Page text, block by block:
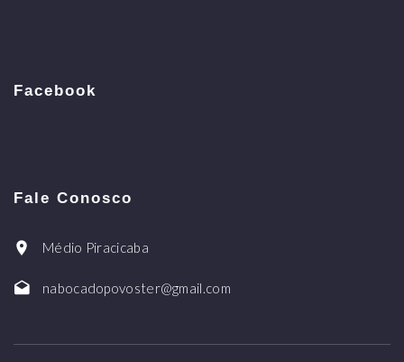
Facebook
Fale Conosco
Médio Piracicaba
nabocadopovoster@gmail.com